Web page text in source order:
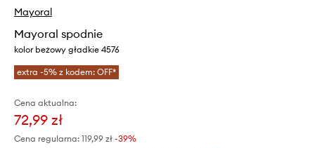
Mayoral
Mayoral spodnie
kolor beżowy gładkie 4576
extra -5% z kodem: OFF*
Cena aktualna:
72,99 zł
Cena regularna: 119,99 zł -39%